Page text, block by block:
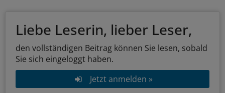
Liebe Leserin, lieber Leser,
den vollständigen Beitrag können Sie lesen, sobald
Sie sich eingeloggt haben.
Jetzt anmelden »